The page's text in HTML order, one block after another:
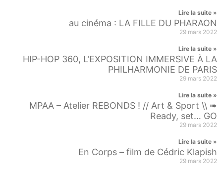
Lire la suite »
au cinéma : LA FILLE DU PHARAON
29 mars 2022
Lire la suite »
HIP-HOP 360, L’EXPOSITION IMMERSIVE À LA
PHILHARMONIE DE PARIS
29 mars 2022
Lire la suite »
MPAA – Atelier REBONDS ! // Art & Sport \\ ➠
Ready, set… GO
29 mars 2022
Lire la suite »
En Corps – film de Cédric Klapish
29 mars 2022